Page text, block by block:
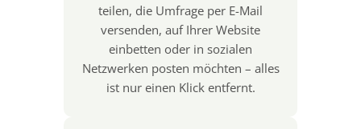
teilen, die Umfrage per E-Mail
versenden, auf Ihrer Website
einbetten oder in sozialen
Netzwerken posten möchten – alles
ist nur einen Klick entfernt.